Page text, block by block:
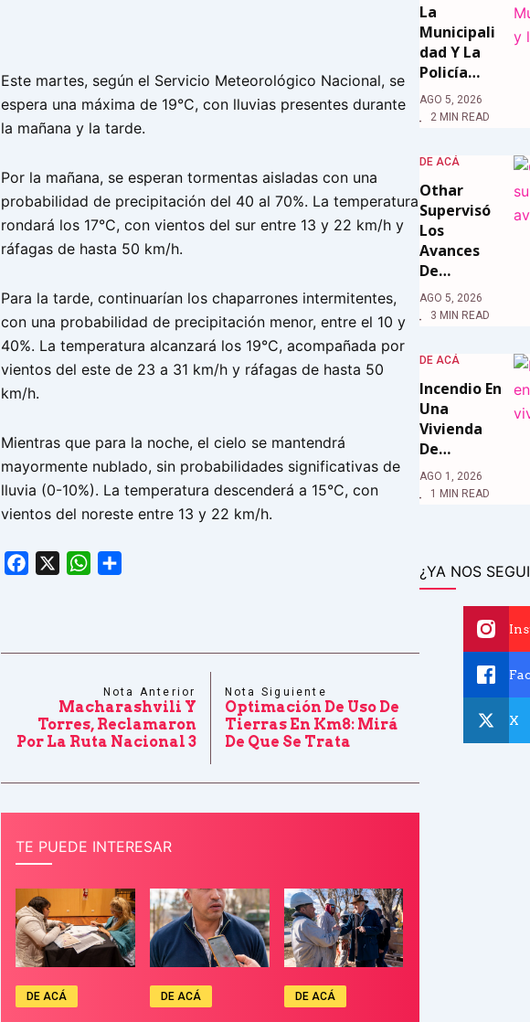
Este martes, según el Servicio Meteorológico Nacional, se
espera una máxima de 19°C, con lluvias presentes durante
la mañana y la tarde.
Por la mañana, se esperan tormentas aisladas con una
probabilidad de precipitación del 40 al 70%. La temperatura
rondará los 17°C, con vientos del sur entre 13 y 22 km/h y
ráfagas de hasta 50 km/h.
Para la tarde, continuarían los chaparrones intermitentes,
con una probabilidad de precipitación menor, entre el 10 y
40%. La temperatura alcanzará los 19°C, acompañada por
vientos del este de 23 a 31 km/h y ráfagas de hasta 50
km/h.
Mientras que para la noche, el cielo se mantendrá
mayormente nublado, sin probabilidades significativas de
lluvia (0-10%). La temperatura descenderá a 15°C, con
vientos del noreste entre 13 y 22 km/h.
Facebook WhatsApp
Nota Anterior
Macharashvili Y
Torres, Reclamaron
Por La Ruta Nacional 3
Nota Siguiente
Optimación De Uso De
Tierras En Km8: Mirá
De Que Se Trata
TE PUEDE INTERESAR
DE ACÁ DE ACÁ DE ACÁ
La
Municipali
Dad Y La
Policía…
AGO 5, 2026
2 MIN READ
DE ACÁ
Othar
Supervisó
Los
Avances
De…
AGO 5, 2026
3 MIN READ
DE ACÁ
Incendio En
Una
Vivienda
De…
AGO 1, 2026
1 MIN READ
¿YA NOS
X